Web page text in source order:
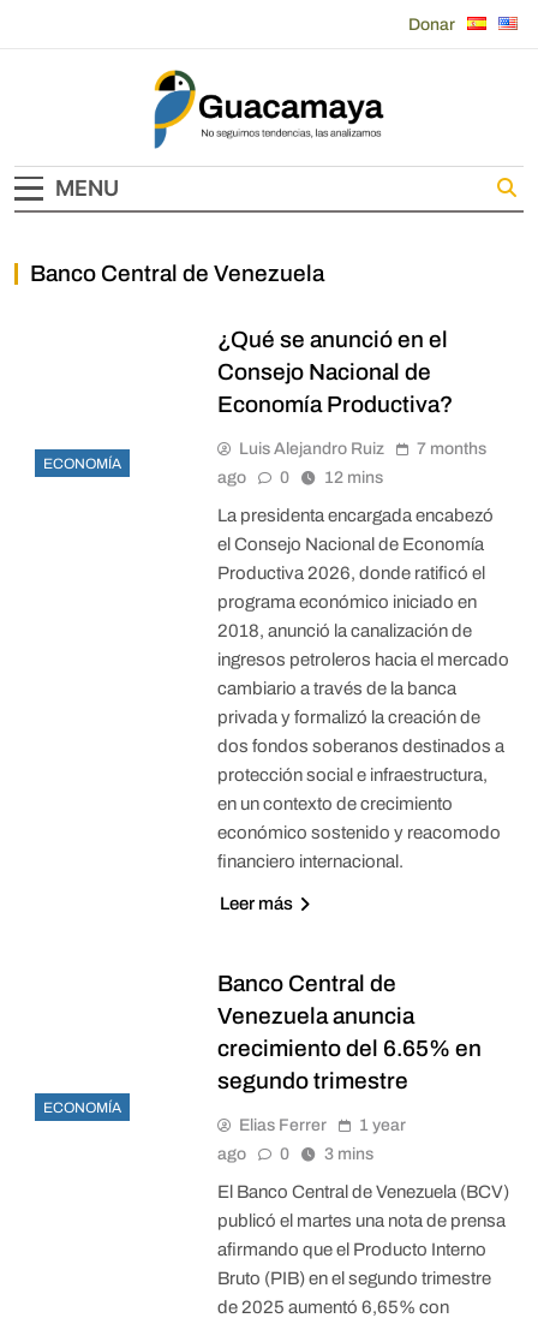
Donar
Guacamaya
MENU
Banco Central de Venezuela
ECONOMÍA
¿Qué se anunció en el
Consejo Nacional de
Economía Productiva?
Luis Alejandro Ruiz
7 months
ago
0 12 mins
La presidenta encargada encabezó
el Consejo Nacional de Economía
Productiva 2026, donde ratificó el
programa económico iniciado en
2018, anunció la canalización de
ingresos petroleros hacia el mercado
cambiario a través de la banca
privada y formalizó la creación de
dos fondos soberanos destinados a
protección social e infraestructura,
en un contexto de crecimiento
económico sostenido y reacomodo
financiero internacional.
Leer más
ECONOMÍA
Banco Central de
Venezuela anuncia
crecimiento del 6.65% en
segundo trimestre
Elias Ferrer
1 year
ago
0 3 mins
El Banco Central de Venezuela (BCV)
publicó el martes una nota de prensa
afirmando que el Producto Interno
Bruto (PIB) en el segundo trimestre
de 2025 aumentó 6,65% con